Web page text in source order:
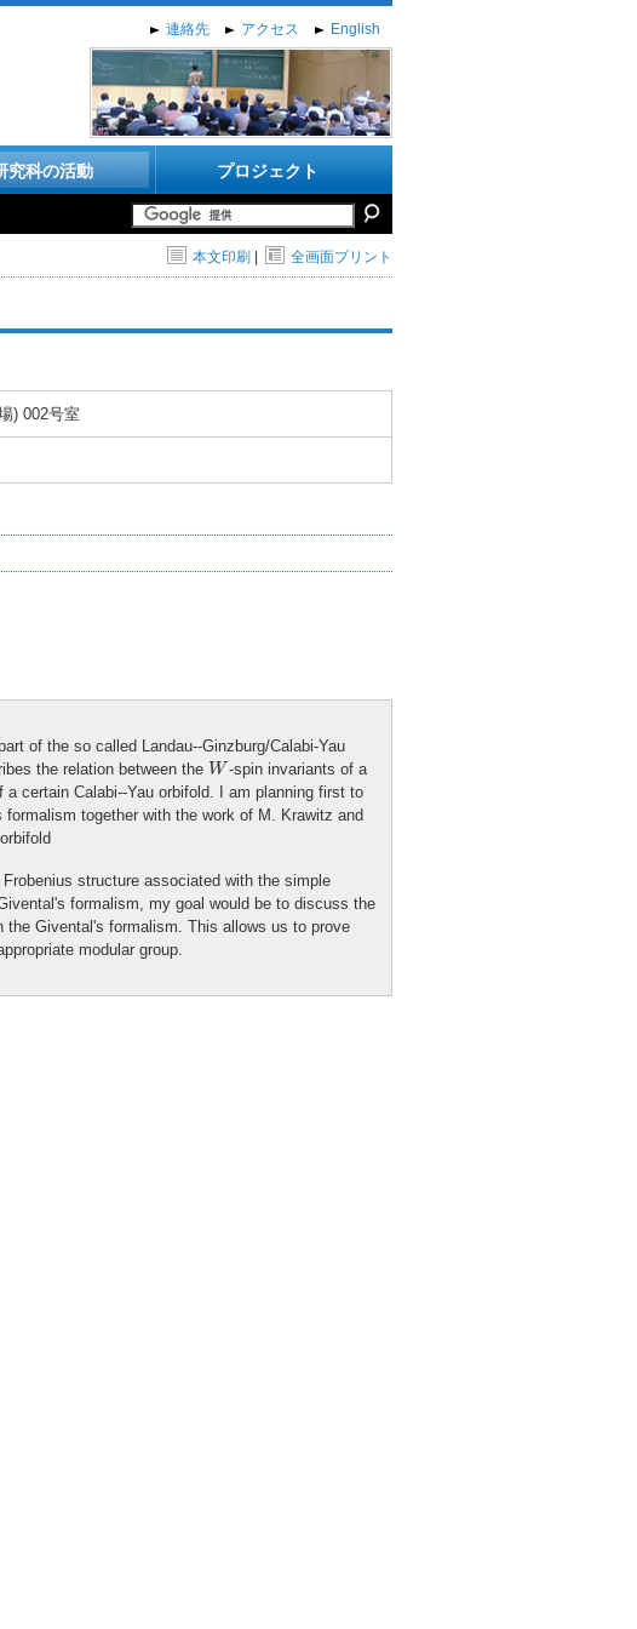
連絡先 アクセス English
究科の活動 プロジェクト
本文印刷 全画面プリント
) 002号室
of the so called Landau--Ginzburg/Calabi-Yau
the relation between the W
W -spin invariants of a
certain Calabi--Yau orbifold. I am planning first to
together with the work of M. Krawitz and
structure associated with the simple
formalism, my goal would be to discuss the
Givental's formalism. This allows us to prove
modular group.